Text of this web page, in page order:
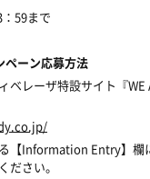
59まで
ペーン応募方法
レーザ特設サイト『WE
【Information Entry】欄
ださい。